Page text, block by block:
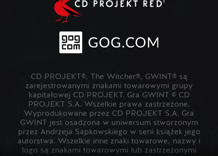
CD PROJEKT®, The Witcher®, GWINT® są
zarejestrowanymi znakami towarowymi grupy
kapitałowej CD PROJEKT. Gra GWINT © CD
PROJEKT S.A. Wszelkie prawa zastrzeżone.
Wyprodukowane przez CD PROJEKT S.A. Gra
GWINT jest osadzona w uniwersum stworzonym
przez Andrzeja Sapkowskiego w serii książek jego
autorstwa. Wszelkie inne znaki towarowe, nazwy i
logo są znakami towarowymi lub zastrzeżonymi